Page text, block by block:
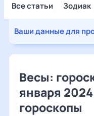
Все статьи Зодиак
Ваши данные для
Весы:
января
гороскопы